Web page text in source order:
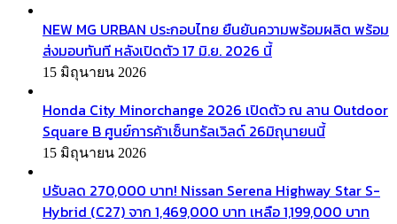
NEW MG URBAN ประกอบไทย ยืนยันความพร้อมผลิต พร้อม
ส่งมอบทันที หลังเปิดตัว 17 มิ.ย. 2026 นี้
15 มิถุนายน 2026
Honda City Minorchange 2026 เปิดตัว ณ ลาน Outdoor
Square B ศูนย์การค้าเซ็นทรัลเวิลด์ 26มิถุนายนนี้
15 มิถุนายน 2026
ปรับลด 270,000 บาท! Nissan Serena Highway Star S-
Hybrid (C27) จาก 1,469,000 บาท เหลือ 1,199,000 บาท